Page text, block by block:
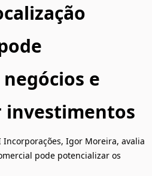
e
Igor Moreira, avalia
pode potencializar os